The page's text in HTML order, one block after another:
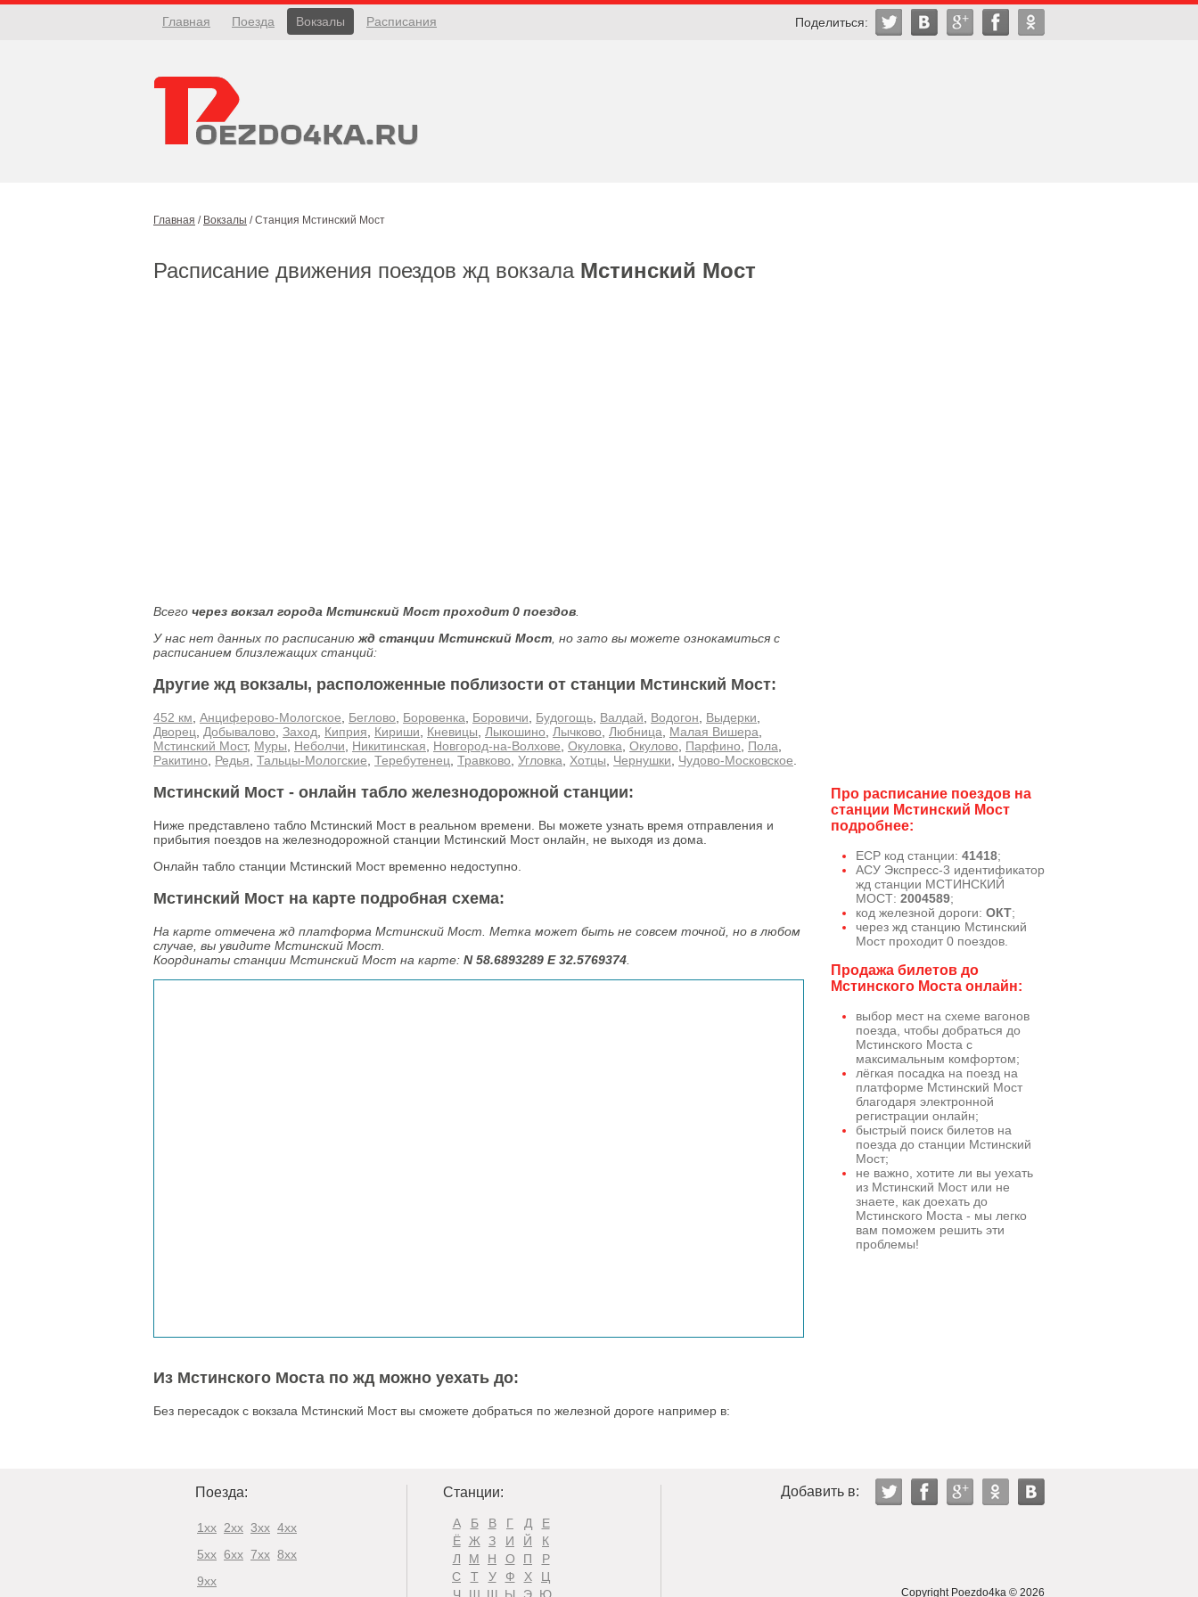
Главная Поезда Вокзалы Расписания Поделиться:
Главная / Вокзалы /Станция Мстинский Мост
Расписание движения поездов жд вокзала Мстинский Мост
Всего через вокзал города Мстинский Мост проходит 0 поездов
У нас нет данных по расписанию жд станции Мстинский Мост , но зато вы можете ознокамиться с
расписанием близлежащих станций:
Другие жд вокзалы, расположенные поблизости от станции Мстинский Мост:
452 км Анциферово-Мологское Беглово Боровенка Боровичи Будогощь Валдай Водогон Выдерки
Дворец
Добывалово Заход Киприя Кириши Кневицы Лыкошино Лычково Любница Малая Вишера
Мстинский Мост, Муры Неболчи Никитинская Новгород-на-Волхове Окуловка Окулово Парфино Пола
Ракитино
Редья Тальцы-Мологские Теребутенец Травково Угловка Хотцы Чернушки Чудово-Московское
Мстинский Мост - онлайн табло железнодорожной станции:
Ниже представлено табло Мстинский Мост в реальном времени. Вы можете узнать время отправления и
прибытия поездов на железнодорожной станции Мстинский Мост онлайн, не выходя из дома.
Онлайн табло станции Мстинский Мост временно недоступно.
Мстинский Мост на карте подробная схема:
На карте отмечена жд платформа Мстинский Мост. Метка может быть не совсем точной, но в любом
случае, вы увидите Мстинский Мост.
Координаты станции Мстинский Мост на карте: N 58.6893289 E 32.5769374
Про расписание поездов на
станции Мстинский Мост
подробнее:
ЕСР код станции: 41418;
АСУ Экспресс-3 идентификатор
жд станции МСТИНСКИЙ
МОСТ: 2004589;
код железной дороги: ОКТ;
через жд станцию Мстинский
Мост проходит 0 поездов.
Продажа билетов до
Мстинского Моста онлайн:
выбор мест на схеме вагонов
поезда, чтобы добраться до
Мстинского Моста с
максимальным комфортом;
лёгкая посадка на поезд на
платформе Мстинский Мост
благодаря электронной
регистрации онлайн;
быстрый поиск билетов на
поезда до станции Мстинский
Мост;
не важно, хотите ли вы уехать
из Мстинский Мост или не
знаете, как доехать до
Мстинского Моста - мы легко
вам поможем решить эти
проблемы!
Из Мстинского Моста по жд можно уехать до:
Без пересадок с вокзала Мстинский Мост вы сможете добраться по железной дороге например в:
Поезда:
1xx 2xx 3xx 4xx
5xx 6xx 7xx 8xx
9xx
Станции:
А Б В Г Д
Е
Ё
Ж З И Й
К
Л
М Н О П
Р
С
Т У Ф Х
Ц
Добавить в:
Copyright Poezdo4ka © 2026